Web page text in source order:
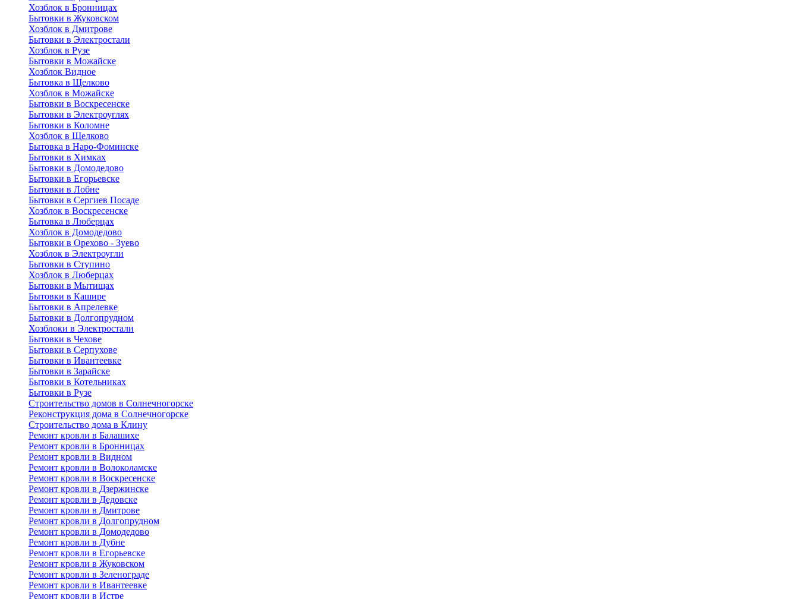
Хозблок в Бронницах
Бытовки в Жуковском
Хозблок в Дмитрове
Бытовки в Электростали
Хозблок в Рузе
Бытовки в Можайске
Хозблок Видное
Бытовкa в Щелково
Хозблок в Можайске
Бытовки в Воскресенске
Бытовки в Электроуглях
Бытовки в Коломне
Хозблок в Щелково
Бытовка в Наро-Фоминске
Бытовки в Химках
Бытовки в Домодедово
Бытовки в Егорьевске
Бытовки в Лобне
Бытовки в Сергиев Посаде
Хозблок в Воскресенске
Бытовка в Люберцах
Хозблок в Домодедово
Бытовки в Орехово - Зуево
Хозблок в Электроугли
Бытовки в Ступино
Хозблок в Люберцах
Бытовки в Мытищах
Бытовки в Кашире
Бытовки в Апрелевке
Бытовки в Долгопрудном
Хозблоки в Электростали
Бытовки в Чехове
Бытовки в Серпухове
Бытовки в Ивантеевке
Бытовки в Зарайске
Бытовки в Котельниках
Бытовки в Рузе
Строительство домов в Солнечногорске
Реконструкция дома в Солнечногорске
Строительство дома в Клину
Ремонт кровли в Балашихе
Ремонт кровли в Бронницах
Ремонт кровли в Видном
Ремонт кровли в Волоколамске
Ремонт кровли в Воскресенске
Ремонт кровли в Дзержинске
Ремонт кровли в Дедовске
Ремонт кровли в Дмитрове
Ремонт кровли в Долгопрудном
Ремонт кровли в Домодедово
Ремонт кровли в Дубне
Ремонт кровли в Егорьевске
Ремонт кровли в Жуковском
Ремонт кровли в Зеленограде
Ремонт кровли в Ивантеевке
Ремонт кровли в Истре